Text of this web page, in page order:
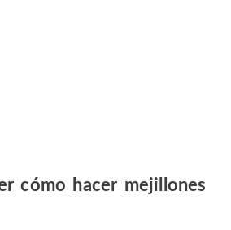
cómo hacer mejillones